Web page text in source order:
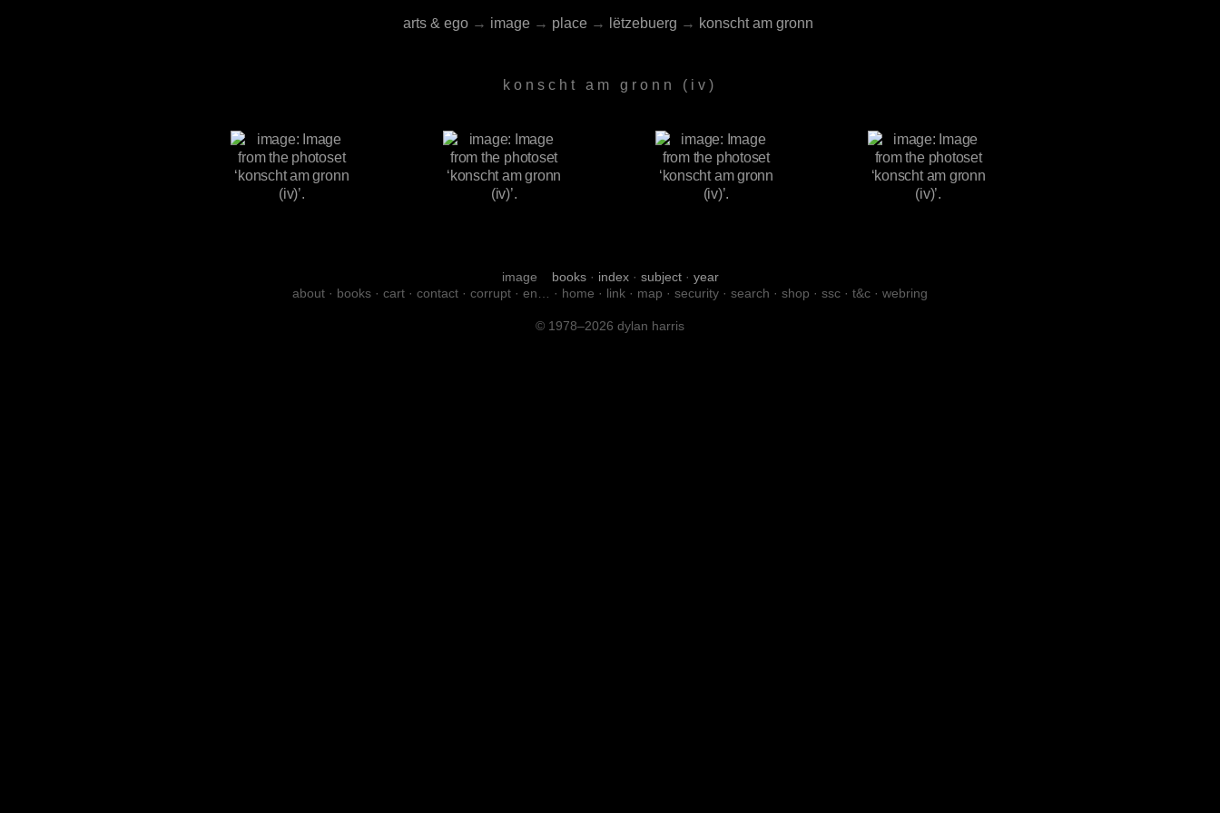
arts & ego → image → place → lëtzebuerg → konscht am gronn
konscht am gronn (iv)
image books · index · subject · year
about · books · cart · contact · corrupt · en… · home · link · map · security · search · shop · ssc · t&c · webring
© 1978–2026 dylan harris